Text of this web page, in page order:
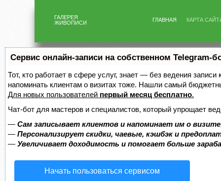
ГАЛЕРЕЯ
ЖИВОПИСИ
ГЛАВНАЯ КАРТА
Сервис онлайн-записи на собственном Telegram-
Тот, кто работает в сфере услуг, знает — без ведения
напоминать клиентам о визитах тоже. Нашли самый
Для новых пользователей первый месяц бесплатно.
Чат-бот для мастеров и специалистов, который упрощает
— Сам записывает клиентов и напоминает им о
— Персонализирует скидки, чаевые, кэшбэк и
— Увеличивает доходимость и помогает больше
Начать пользоваться сервисом